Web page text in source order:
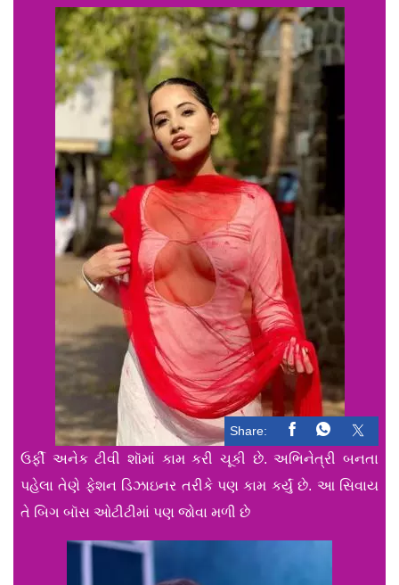
Share:
ઉર્ફી અનેક ટીવી શૉમાં કામ કરી ચૂકી છે. અભિનેત્રી બનતા
પહેલા તેણે ફેશન ડિઝાઇનર તરીકે પણ કામ કર્યું છે. આ સિવાય
તે બિગ બૉસ ઓટીટીમાં પણ જોવા મળી છે